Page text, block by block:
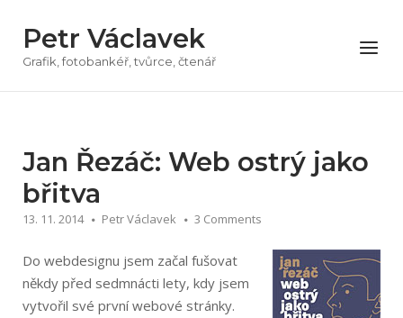
obsah
Petr Václavek
Grafik, fotobankéř, tvůrce, čtenář
Menu
Jan Řezáč: Web ostrý jako
břitva
13. 11. 2014 Petr Václavek 3 Comments
Do webdesignu jsem začal fušovat
někdy před sedmnácti lety, kdy jsem
vytvořil své první webové stránky.